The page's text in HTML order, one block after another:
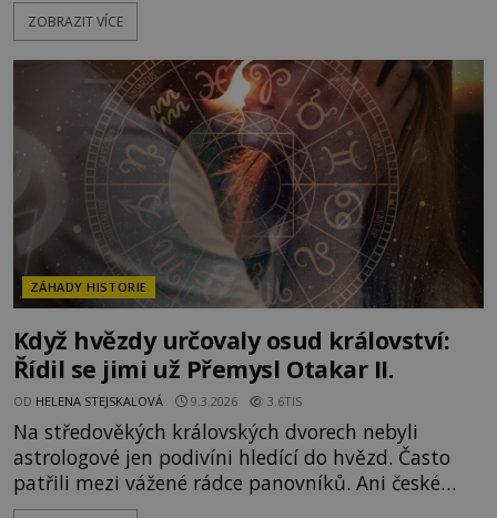
středověkých a renesančních dvorech pouhou
která ovlivňuje volbu korunovací, svateb, válek i
státních rozhodnutí. Jak velkou moc mají planety
nad českými králi a císaři?
ZOBRAZIT VÍCE
ZÁHADY HISTORIE
Když hvězdy určovaly osud království:
Řídil se jimi už Přemysl Otakar II.
OD HELENA STEJSKALOVÁ 9.3.2026 3.6TIS
Na středověkých královských dvorech nebyli
astrologové jen podivíni hledící do hvězd. Často
patřili mezi vážené rádce panovníků. Ani české
země nebyly výjimkou. Výrazné stopy astrologie na